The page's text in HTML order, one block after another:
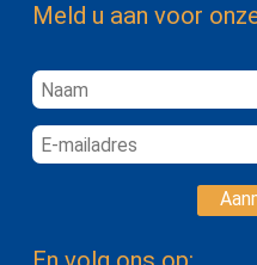
Meld u aan voor